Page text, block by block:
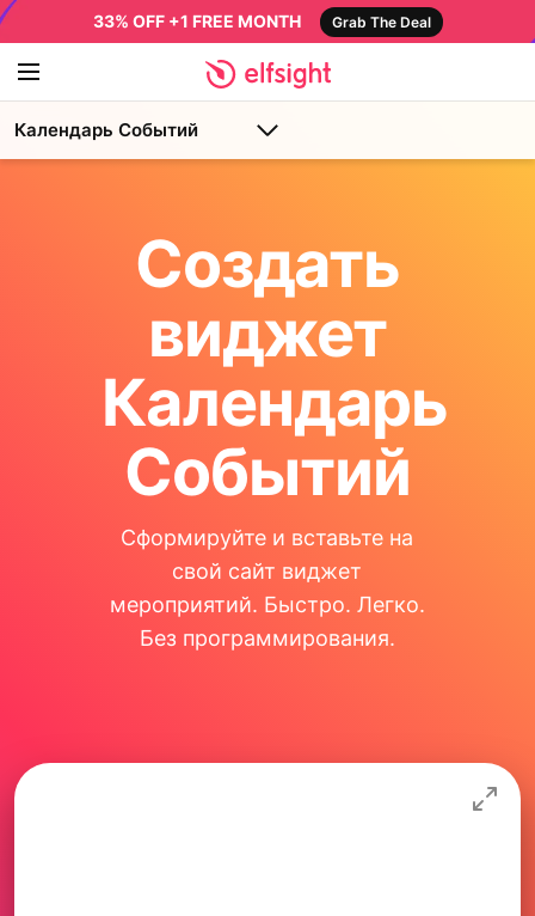
33% OFF +1 FREE MONTH Grab The Deal
Календарь Событий
Создать
виджет
Календарь
Событий
Сформируйте и вставьте на
свой сайт виджет
мероприятий. Быстро. Легко.
Без программирования.